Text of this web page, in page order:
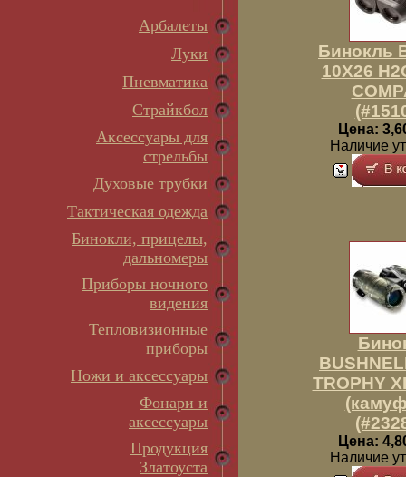
Арбалеты
Луки
Пневматика
Страйкбол
Аксессуары для
стрельбы
Духовые трубки
Тактическая одежда
Бинокли, прицелы,
дальномеры
Приборы ночного
видения
Тепловизионные
приборы
Ножи и аксессуары
Фонари и
аксессуары
Продукция
Златоуста
Бинокль
10X26
Цена:
Наличие
TROPHY
Цена:
Наличие